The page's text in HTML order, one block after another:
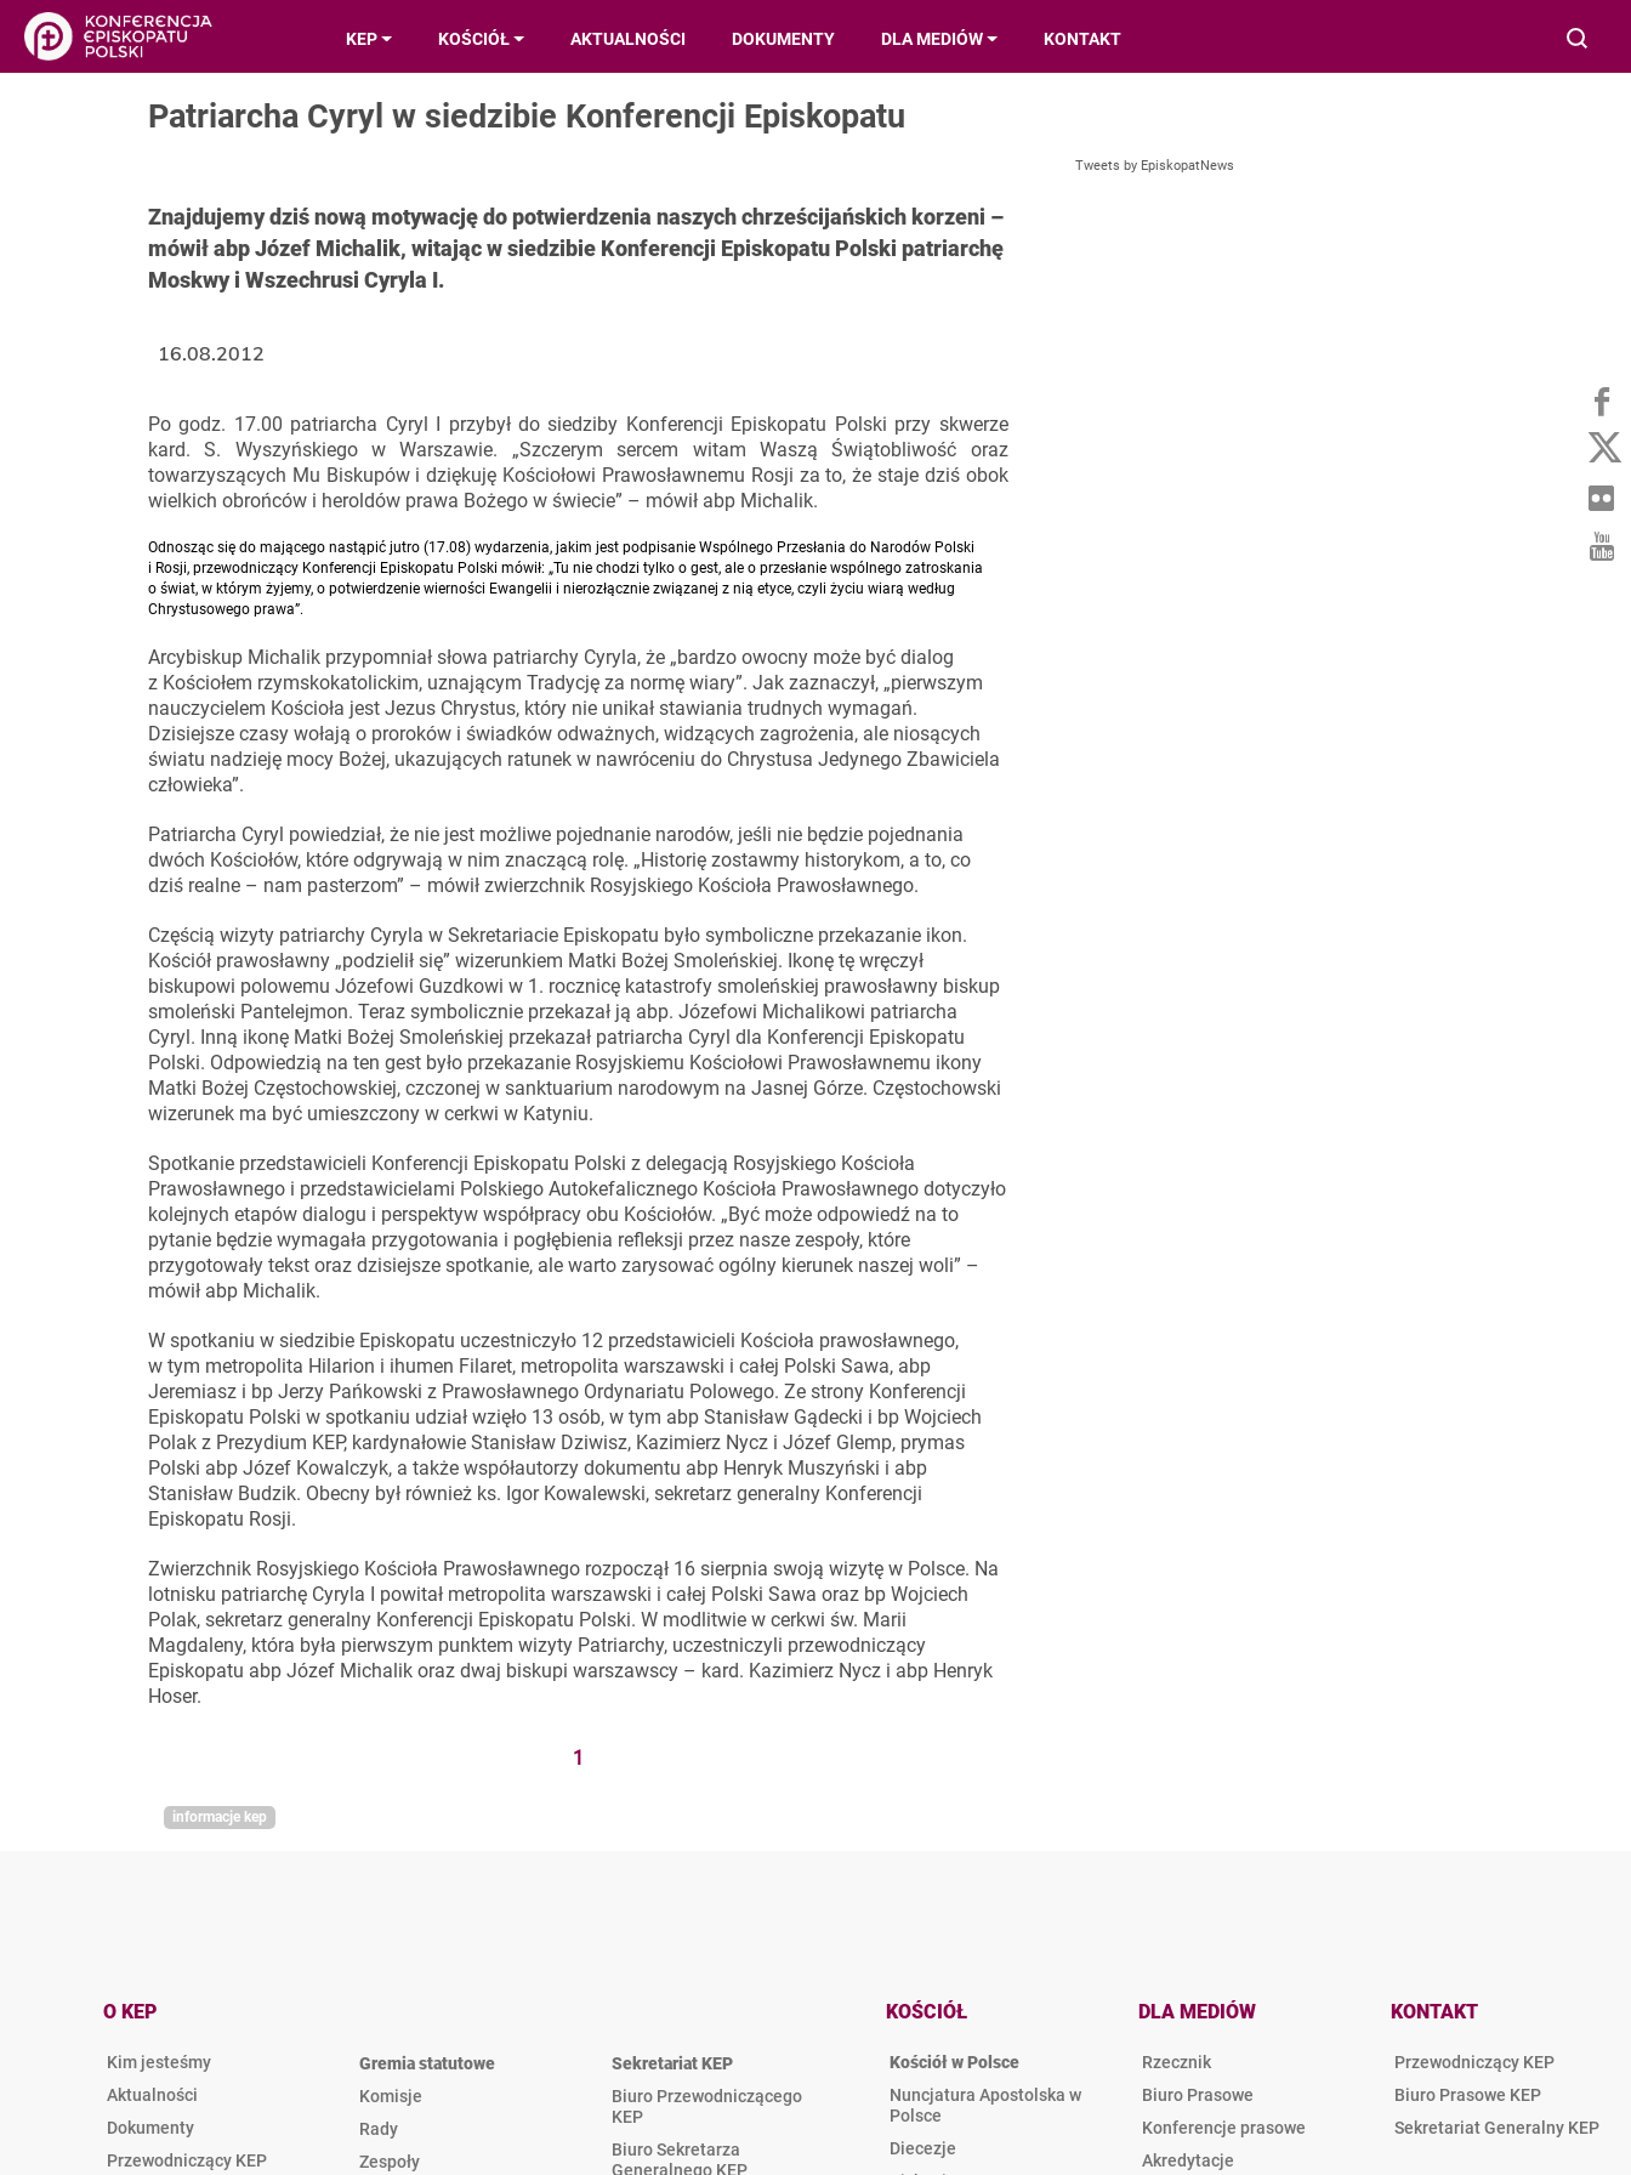
KEP KOŚCIÓŁ AKTUALNOŚCI DOKUMENTY DLA MEDIÓW KONTAKT
Patriarcha Cyryl w siedzibie Konferencji Episkopatu
Znajdujemy dziś nową motywację do potwierdzenia naszych chrześcijańskich korzeni –
mówił abp Józef Michalik, witając w siedzibie Konferencji Episkopatu Polski patriarchę
Moskwy i Wszechrusi Cyryla I.
Po godz. 17.00 patriarcha Cyryl I przybył do siedziby Konferencji Episkopatu Polski przy skwerze
kard. S. Wyszyńskiego w Warszawie. „Szczerym sercem witam Waszą Świątobliwość oraz
towarzyszących Mu Biskupów i dziękuję Kościołowi Prawosławnemu Rosji za to, że staje dziś obok
wielkich obrońców i heroldów prawa Bożego w świecie” – mówił abp Michalik.
Odnosząc się do mającego nastąpić jutro (17.08) wydarzenia, jakim jest podpisanie Wspólnego Przesłania do Narodów Polski
i Rosji, przewodniczący Konferencji Episkopatu Polski mówił: „Tu nie chodzi tylko o gest, ale o przesłanie wspólnego zatroskania
o świat, w którym żyjemy, o potwierdzenie wierności Ewangelii i nierozłącznie związanej z nią etyce, czyli życiu wiarą według
Chrystusowego prawa”.
Arcybiskup Michalik przypomniał słowa patriarchy Cyryla, że „bardzo owocny może być dialog
z Kościołem rzymskokatolickim, uznającym Tradycję za normę wiary”. Jak zaznaczył, „pierwszym
nauczycielem Kościoła jest Jezus Chrystus, który nie unikał stawiania trudnych wymagań.
Dzisiejsze czasy wołają o proroków i świadków odważnych, widzących zagrożenia, ale niosących
światu nadzieję mocy Bożej, ukazujących ratunek w nawróceniu do Chrystusa Jedynego Zbawiciela
człowieka”.
Patriarcha Cyryl powiedział, że nie jest możliwe pojednanie narodów, jeśli nie będzie pojednania
dwóch Kościołów, które odgrywają w nim znaczącą rolę. „Historię zostawmy historykom, a to, co
dziś realne – nam pasterzom” – mówił zwierzchnik Rosyjskiego Kościoła Prawosławnego.
Częścią wizyty patriarchy Cyryla w Sekretariacie Episkopatu było symboliczne przekazanie ikon.
Kościół prawosławny „podzielił się” wizerunkiem Matki Bożej Smoleńskiej. Ikonę tę wręczył
biskupowi polowemu Józefowi Guzdkowi w 1. rocznicę katastrofy smoleńskiej prawosławny biskup
smoleński Pantelejmon. Teraz symbolicznie przekazał ją abp. Józefowi Michalikowi patriarcha
Cyryl. Inną ikonę Matki Bożej Smoleńskiej przekazał patriarcha Cyryl dla Konferencji Episkopatu
Polski. Odpowiedzią na ten gest było przekazanie Rosyjskiemu Kościołowi Prawosławnemu ikony
Matki Bożej Częstochowskiej, czczonej w sanktuarium narodowym na Jasnej Górze. Częstochowski
wizerunek ma być umieszczony w cerkwi w Katyniu.
Spotkanie przedstawicieli Konferencji Episkopatu Polski z delegacją Rosyjskiego Kościoła
Prawosławnego i przedstawicielami Polskiego Autokefalicznego Kościoła Prawosławnego dotyczyło
kolejnych etapów dialogu i perspektyw współpracy obu Kościołów. „Być może odpowiedź na to
pytanie będzie wymagała przygotowania i pogłębienia refleksji przez nasze zespoły, które
przygotowały tekst oraz dzisiejsze spotkanie, ale warto zarysować ogólny kierunek naszej woli” –
mówił abp Michalik.
W spotkaniu w siedzibie Episkopatu uczestniczyło 12 przedstawicieli Kościoła prawosławnego,
w tym metropolita Hilarion i ihumen Filaret, metropolita warszawski i całej Polski Sawa, abp
Jeremiasz i bp Jerzy Pańkowski z Prawosławnego Ordynariatu Polowego. Ze strony Konferencji
Episkopatu Polski w spotkaniu udział wzięło 13 osób, w tym abp Stanisław Gądecki i bp Wojciech
Polak z Prezydium KEP, kardynałowie Stanisław Dziwisz, Kazimierz Nycz i Józef Glemp, prymas
Polski abp Józef Kowalczyk, a także współautorzy dokumentu abp Henryk Muszyński i abp
Stanisław Budzik. Obecny był również ks. Igor Kowalewski, sekretarz generalny Konferencji
Episkopatu Rosji.
Zwierzchnik Rosyjskiego Kościoła Prawosławnego rozpoczął 16 sierpnia swoją wizytę w Polsce. Na
lotnisku patriarchę Cyryla I powitał metropolita warszawski i całej Polski Sawa oraz bp Wojciech
Polak, sekretarz generalny Konferencji Episkopatu Polski. W modlitwie w cerkwi św. Marii
Magdaleny, która była pierwszym punktem wizyty Patriarchy, uczestniczyli przewodniczący
Episkopatu abp Józef Michalik oraz dwaj biskupi warszawscy – kard. Kazimierz Nycz i abp Henryk
Hoser.
1
16.08.2012
informacje kep
Tweets by EpiskopatNews
O KEP
Kim jesteśmy
Aktualności
Dokumenty
Przewodniczący KEP
Gremia statutowe
Komisje
Rady
Zespoły
Sekretariat KEP
Biuro Przewodniczącego
KEP
Biuro Sekretarza
Generalnego KEP
KOŚCIÓŁ
Kościół w Polsce
Nuncjatura Apostolska w
Polsce
Diecezje
DLA MEDIÓW
Rzecznik
Biuro Prasowe
Konferencje prasowe
Akredytacje
KONTAKT
Przewodniczący KEP
Biuro Prasowe KEP
Sekretariat Generalny KEP